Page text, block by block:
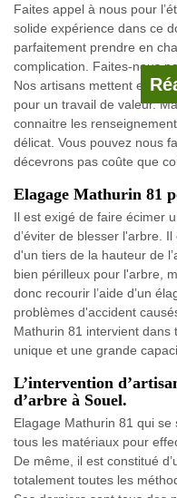
Faites appel à nous pour
solide expérience dans ce
parfaitement prendre en
complication. Faites-nous
Nos artisans mettent en
pour un travail de valeur.
connaitre les
délicat. Vous pouvez nous
décevrons pas coûte que
Elagage Mathurin 81
Il est exigé de faire écimer
d’éviter de blesser l'arbre.
d'un tiers de la hauteur de
bien périlleux pour l'arbre,
donc recourir l’aide d’un
problèmes d'accident
Mathurin 81 intervient dans
unique et une grande
L’intervention
d’arbre à Souel.
Elagage Mathurin 81 qui se
tous les matériaux pour
De même, il est constitué
totalement toutes les